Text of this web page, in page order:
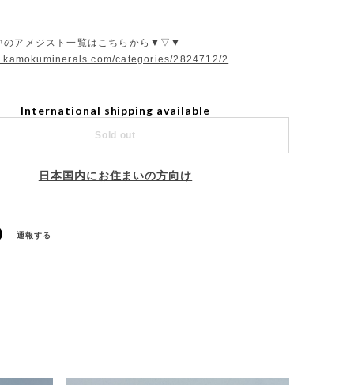
アメジスト一覧はこちらから▼▽▼
categories/2824712/2
International shipping available
Sold out
日本国内にお住まいの方向け
通報する